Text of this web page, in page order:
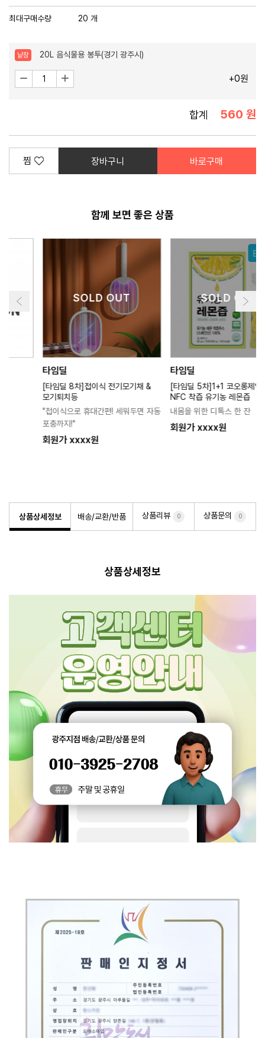
최대구매수량 20 개
낱장 20L 음식물용 봉투(경기 광주시)
수
량 소
가
+0원
합계 560 원
찜 장바구니 바로구매
함께 보면 좋은 상품
SOLD OUT
[타임딜 8차]접이식 전기모기채 &
모기퇴치등
"접이식으로 휴대간편! 세워두면 자동
회원가 xxxx원
SOLD OUT
EVENT
[타임딜 5차]1+1 코오롱제약 100%
NFC 착즙 유기농 레몬즙
내몸을 위한 디톡스 한 잔
회원가 xxxx원
상품상세정보 배송/교환/반품 상품리뷰 0 상품문의 0
상품상세정보